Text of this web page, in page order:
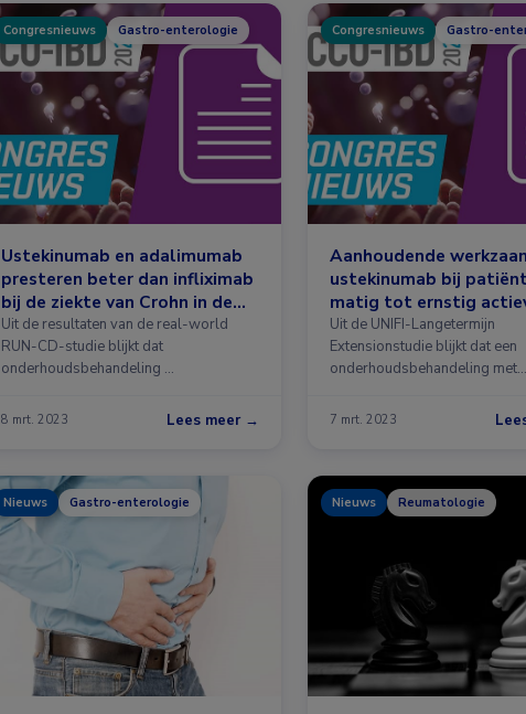
Congresnieuws Gastro-enterologie
Ustekinumab en adalimumab
presteren beter dan infliximab
bij de ziekte van Crohn in de
real-world
Uit de resultaten van de real-world
RUN-CD-studie blijkt dat
onderhoudsbehandeling …
8 mrt. 2023 Lees meer →
Congresnieuws Gastro-
Aanhoudende
ustekinumab bij
matig tot ernstig
colitis ulcerosa
Uit de UNIFI-Langetermijn
Extensionstudie blijkt dat een
onderhoudsbehandeling met
7 mrt. 2023
Nieuws Gastro-enterologie Nieuws Reumatologie